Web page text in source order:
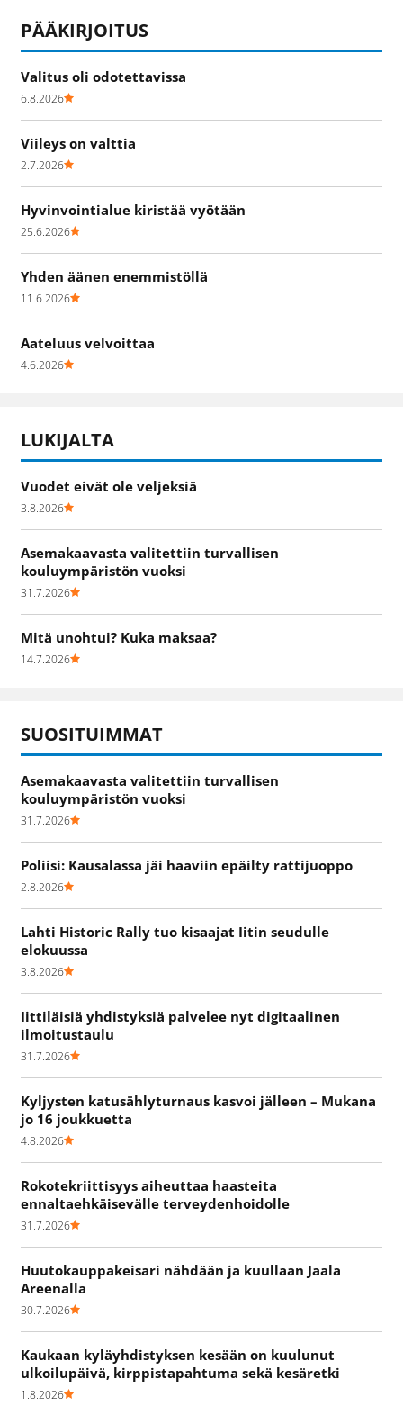
PÄÄKIRJOITUS
Valitus oli odotettavissa
6.8.2026
Viileys on valttia
2.7.2026
Hyvinvointialue kiristää vyötään
25.6.2026
Yhden äänen enemmistöllä
11.6.2026
Aateluus velvoittaa
4.6.2026
LUKIJALTA
Vuodet eivät ole veljeksiä
3.8.2026
Asemakaavasta valitettiin turvallisen
kouluympäristön vuoksi
31.7.2026
Mitä unohtui? Kuka maksaa?
14.7.2026
SUOSITUIMMAT
Asemakaavasta valitettiin turvallisen
kouluympäristön vuoksi
31.7.2026
Poliisi: Kausalassa jäi haaviin epäilty rattijuoppo
2.8.2026
Lahti Historic Rally tuo kisaajat Iitin seudulle
elokuussa
3.8.2026
Iittiläisiä yhdistyksiä palvelee nyt digitaalinen
ilmoitustaulu
31.7.2026
Kyljysten katusählyturnaus kasvoi jälleen – Mukana
jo 16 joukkuetta
4.8.2026
Rokotekriittisyys aiheuttaa haasteita
ennaltaehkäisevälle terveydenhoidolle
31.7.2026
Huutokauppakeisari nähdään ja kuullaan Jaala
Areenalla
30.7.2026
Kaukaan kyläyhdistyksen kesään on kuulunut
ulkoilupäivä, kirppistapahtuma sekä kesäretki
1.8.2026